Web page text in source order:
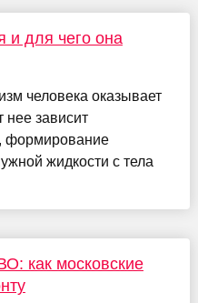
и для чего она
человека оказывает
нее зависит
формирование
жидкости с тела
как московские